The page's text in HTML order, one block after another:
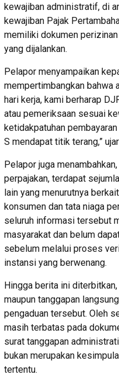
kewajiban administratif, di
kewajiban Pajak
memiliki dokumen
yang dijalankan.
Pelapor menyampaikan
mempertimbangkan bahwa
hari kerja, kami berharap
atau pemeriksaan sesuai
ketidakpatuhan
S mendapat titik terang,”
Pelapor juga
perpajakan, terdapat
lain yang menurutnya
konsumen dan tata niaga
seluruh informasi tersebut
masyarakat dan belum
sebelum melalui proses
instansi yang berwenang.
Hingga berita ini
maupun tanggapan
pengaduan tersebut. Oleh
masih terbatas pada
surat tanggapan
bukan merupakan
tertentu.